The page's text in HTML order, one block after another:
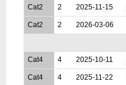
Cat2 2 2025-11-15
Cat2 2 2026-03-06
Cat4 4 2025-10-11
Cat4 4 2025-11-22